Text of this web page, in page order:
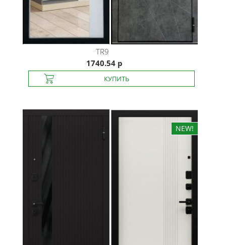
TR9
1740.54 р